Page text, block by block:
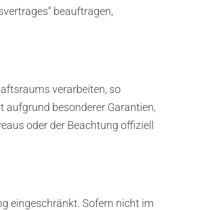
beauftragen,
verarbeiten, so
aufgrund besonderer Garantien,
oder der Beachtung offiziell
eingeschränkt. Sofern nicht im